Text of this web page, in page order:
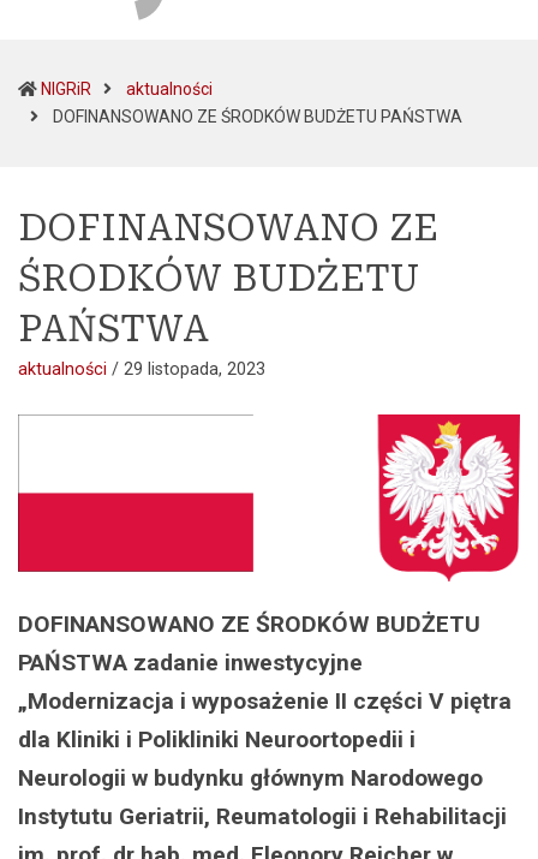
NIGRiR
aktualności
DOFINANSOWANO ZE ŚRODKÓW BUDŻETU PAŃSTWA
DOFINANSOWANO ZE
ŚRODKÓW BUDŻETU
PAŃSTWA
aktualności / 29 listopada, 2023
DOFINANSOWANO ZE ŚRODKÓW BUDŻETU
PAŃSTWA zadanie inwestycyjne
„Modernizacja i wyposażenie II części V piętra
dla Kliniki i Polikliniki Neuroortopedii i
Neurologii w budynku głównym Narodowego
Instytutu Geriatrii, Reumatologii i Rehabilitacji